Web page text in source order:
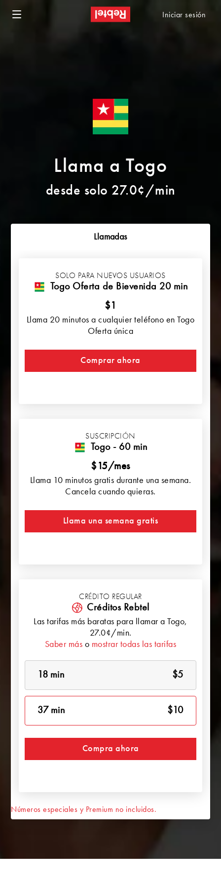
Iniciar sesión
Llama a Togo
desde solo 27.0¢/min
Llamadas
SOLO PARA NUEVOS USUARIOS
Togo Oferta de Bievenida 20 min
$1
Llama 20 minutos a cualquier teléfono en Togo
Oferta única
Comprar ahora
SUSCRIPCIÓN
Togo - 60 min
$15/mes
Llama 10 minutos gratis durante una semana.
Cancela cuando quieras.
Llama una semana gratis
CRÉDITO REGULAR
Créditos Rebtel
Las tarifas más baratas para llamar a Togo,
27.0¢/min.
Saber más o mostrar todas las tarifas
18 min $5
37 min $10
Compra ahora
Números especiales y Premium no incluidos.